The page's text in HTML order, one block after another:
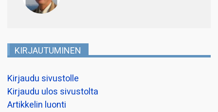
KIRJAUTUMINEN
Kirjaudu sivustolle
Kirjaudu ulos sivustolta
Artikkelin luonti